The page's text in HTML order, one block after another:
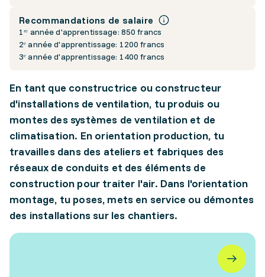
Recommandations de salaire
1ʳᵉ année d'apprentissage: 850 francs
2ᵉ année d'apprentissage: 1200 francs
3ᵉ année d'apprentissage: 1400 francs
En tant que constructrice ou constructeur
d'installations de ventilation, tu produis ou
montes des systèmes de ventilation et de
climatisation. En orientation production, tu
travailles dans des ateliers et fabriques des
réseaux de conduits et des éléments de
construction pour traiter l'air. Dans l'orientation
montage, tu poses, mets en service ou démontes
des installations sur les chantiers.